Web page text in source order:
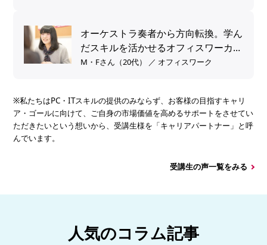
オーケストラ奏者から方向転換。学ん
だスキルを活かせるオフィスワーカー
へ。
M・Fさん（20代） ／ オフィスワーク
※私たちはPC・ITスキルの提供のみならず、お客様の目指すキャリ
ア・ゴールに向けて、ご自身の市場価値を高めるサポートをさせてい
ただきたいという想いから、受講生様を「キャリアパートナー」と呼
んでいます。
受講生の声一覧をみる
人気のコラム記事